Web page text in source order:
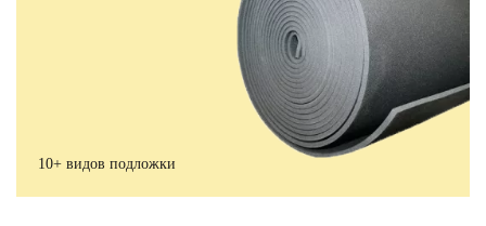
10+ видов подложки